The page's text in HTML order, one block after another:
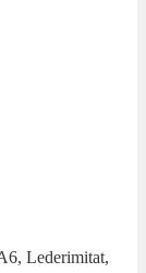
Lederimitat,